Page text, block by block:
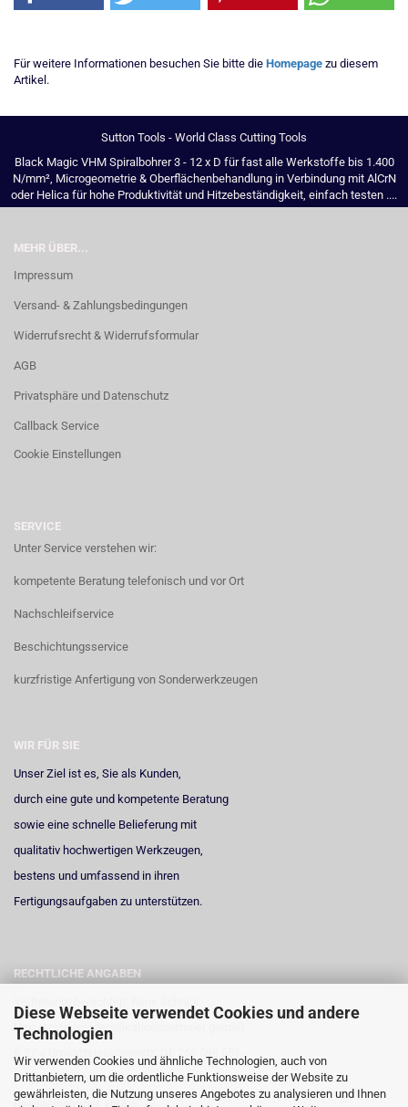
Diese Webseite verwendet Cookies und andere
Technologien
Wir verwenden Cookies und ähnliche Technologien, auch von
Drittanbietern, um die ordentliche Funktionsweise der Website zu
gewährleisten, die Nutzung unseres Angebotes zu analysieren und Ihnen
Für weitere Informationen besuchen Sie bitte die Homepage zu diesem
Artikel.
Sutton Tools - World Class Cutting Tools
Black Magic VHM Spiralbohrer 3 - 12 x D für fast alle Werkstoffe bis 1.400
N/mm², Microgeometrie & Oberflächenbehandlung in Verbindung mit AlCrN
oder Helica für hohe Produktivität und Hitzebeständigkeit, einfach testen ....
MEHR ÜBER...
Impressum
Versand- & Zahlungsbedingungen
Widerrufsrecht & Widerrufsformular
AGB
Privatsphäre und Datenschutz
Callback Service
Cookie Einstellungen
SERVICE
Unter Service verstehen wir:
kompetente Beratung telefonisch und vor Ort
Nachschleifservice
Beschichtungsservice
kurzfristige Anfertigung von Sonderwerkzeugen
WIR FÜR SIE
Unser Ziel ist es, Sie als Kunden,
durch eine gute und kompetente Beratung
sowie eine schnelle Belieferung mit
qualitativ hochwertigen Werkzeugen,
bestens und umfassend in ihren
Fertigungsaufgaben zu unterstützen.
RECHTLICHE ANGABEN
Umsatzsteuer-Identifikationsnummer gemäß
§ 27 a Umsatzsteuergesetz: DE 258 598 551
Registergericht: Amtsgericht Neuss
Registernummer: HRA 6723